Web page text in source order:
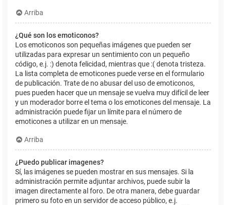
Arriba
¿Qué son los emoticonos?
Los emoticonos son pequeñas imágenes que pueden ser
utilizadas para expresar un sentimiento con un pequeño
código, e.j. :) denota felicidad, mientras que :( denota tristeza.
La lista completa de emoticones puede verse en el formulario
de publicación. Trate de no abusar del uso de emoticonos,
pues pueden hacer que un mensaje se vuelva muy difícil de leer
y un moderador borre el tema o los emoticones del mensaje. La
administración puede fijar un límite para el número de
emoticones a utilizar en un mensaje.
Arriba
¿Puedo publicar imagenes?
Sí, las imágenes se pueden mostrar en sus mensajes. Si la
administración permite adjuntar archivos, puede subir la
imagen directamente al foro. De otra manera, debe guardar
primero su foto en un servidor de acceso público, e.j.